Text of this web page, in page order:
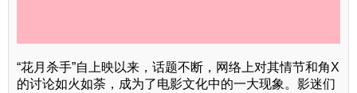
“花月杀手”自上映以来，话题不断，网络上对其情节和角X
的讨论如火如荼，成为了电影文化中的一大现象。影迷们